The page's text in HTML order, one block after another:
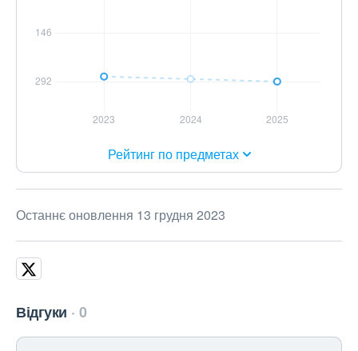
Рейтинг по предметах
Останнє оновлення 13 грудня 2023
Відгуки 0